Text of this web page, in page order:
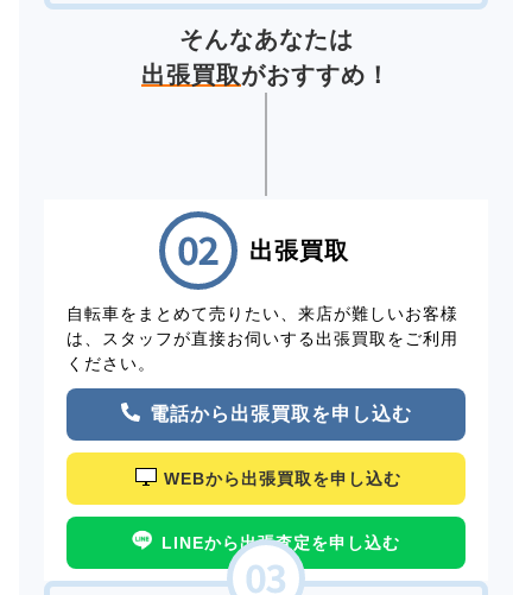
そんなあなたは
出張買取がおすすめ！
出張買取
自転車をまとめて売りたい、来店が難しいお客様
は、スタッフが直接お伺いする出張買取をご利用
ください。
電話から出張買取を申し込む
WEBから出張買取を申し込む
LINEから出張査定を申し込む